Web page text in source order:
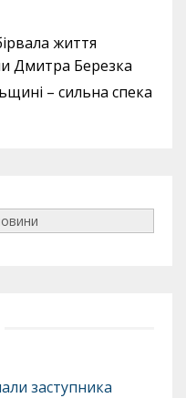
життя
Дмитра Березка
– сильна спека
заступника